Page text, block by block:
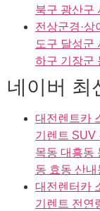
북구 광산구
전상군경·
도구 달성군
하구 기장군
네이버 최
대전렌트카
기렌트 SUV
목동 대흥동
동 효동 산내
대전렌터카
기렌트 전연